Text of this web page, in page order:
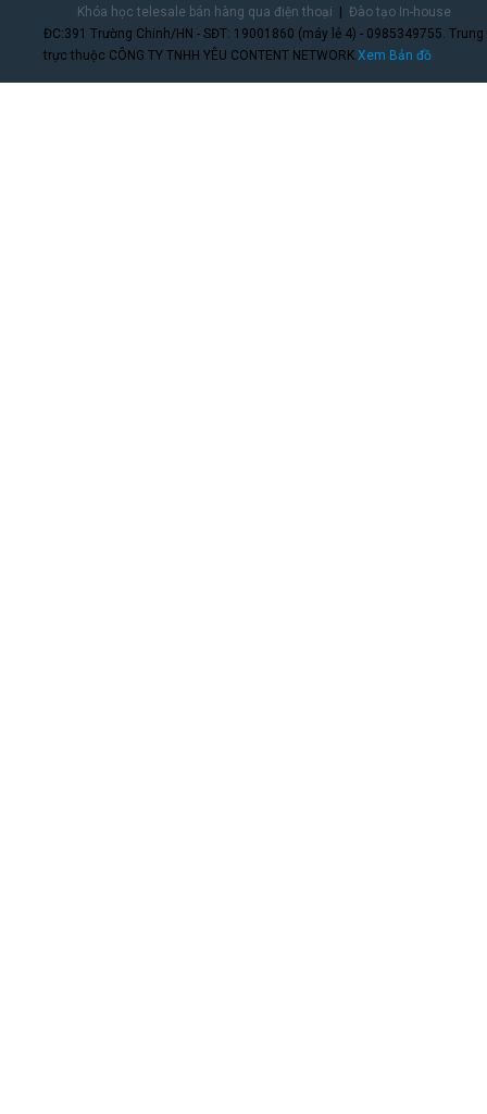
Khóa học telesale bán hàng qua điện thoại
Đào tạo In-house
ĐC:391 Trường Chinh/HN - SĐT: 19001860 (máy lẻ 4) - 0985349755.
trực thuộc CÔNG TY TNHH YÊU CONTENT NETWORK.Xem Bản đồ